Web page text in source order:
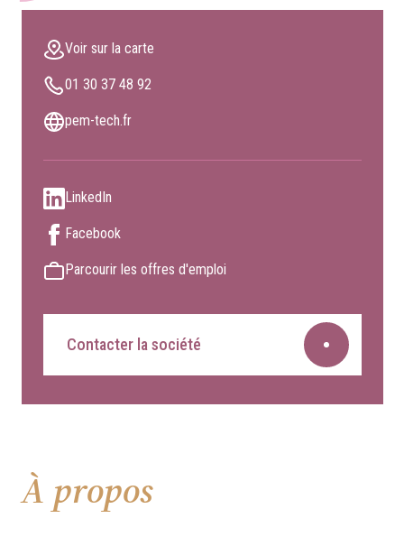
Voir sur la carte
01 30 37 48 92
pem-tech.fr
LinkedIn
Facebook
Parcourir les offres d'emploi
Contacter la société
À propos